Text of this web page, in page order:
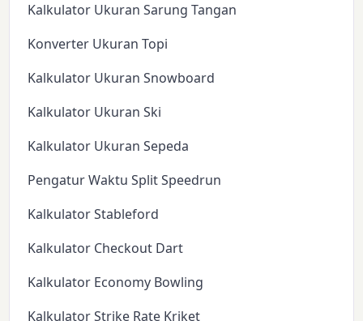
Kalkulator Ukuran Sarung Tangan
Konverter Ukuran Topi
Kalkulator Ukuran Snowboard
Kalkulator Ukuran Ski
Kalkulator Ukuran Sepeda
Pengatur Waktu Split Speedrun
Kalkulator Stableford
Kalkulator Checkout Dart
Kalkulator Economy Bowling
Kalkulator Strike Rate Kriket